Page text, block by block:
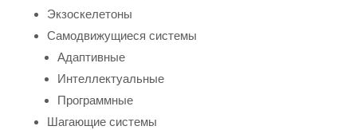
Экзоскелетоны
Самодвижущиеся системы
Адаптивные
Интеллектуальные
Программные
Шагающие системы